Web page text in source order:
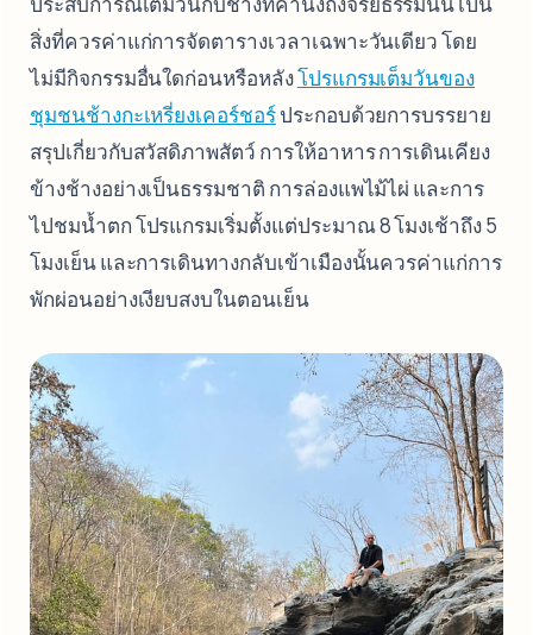
สิ่งที่ควรค่าแก่การจัดตารางเวลาเฉพาะวันเดียว โดย
ไม่มีกิจกรรมอื่นใดก่อนหรือหลังโปรแกรมเต็มวันของ
ชุมชนช้างกะเหรี่ยงเคอร์ชอร์ประกอบด้วยการบรรยาย
สรุปเกี่ยวกับสวัสดิภาพสัตว์ การให้อาหาร การเดินเคียง
ข้างช้างอย่างเป็นธรรมชาติ การล่องแพไม้ไผ่ และการ
ไปชมน้ำตก โปรแกรมเริ่มตั้งแต่ประมาณ 8 โมงเช้าถึง 5
โมงเย็น และการเดินทางกลับเข้าเมืองนั้นควรค่าแก่การ
พักผ่อนอย่างเงียบสงบในตอนเย็น